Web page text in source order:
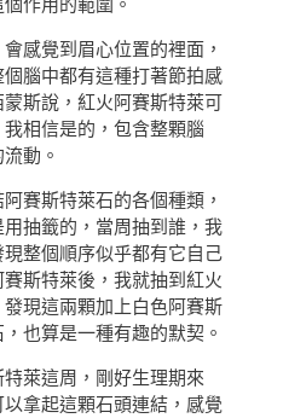
作用的範圍。
感覺到眉心位置的裡面，
腦中都有這種打著節拍感
斯說，紅火阿賽斯特萊可
相信是的，包含整顆腦
動。
賽斯特萊石的各個種類，
抽籤的，當周抽到誰，我
整個順序似乎都有它自己
斯特萊後，我就抽到紅火
現這兩顆加上白色阿賽斯
也算是一種有趣的默契。
萊這周，剛好生理期來
拿起這顆石頭連結，感覺